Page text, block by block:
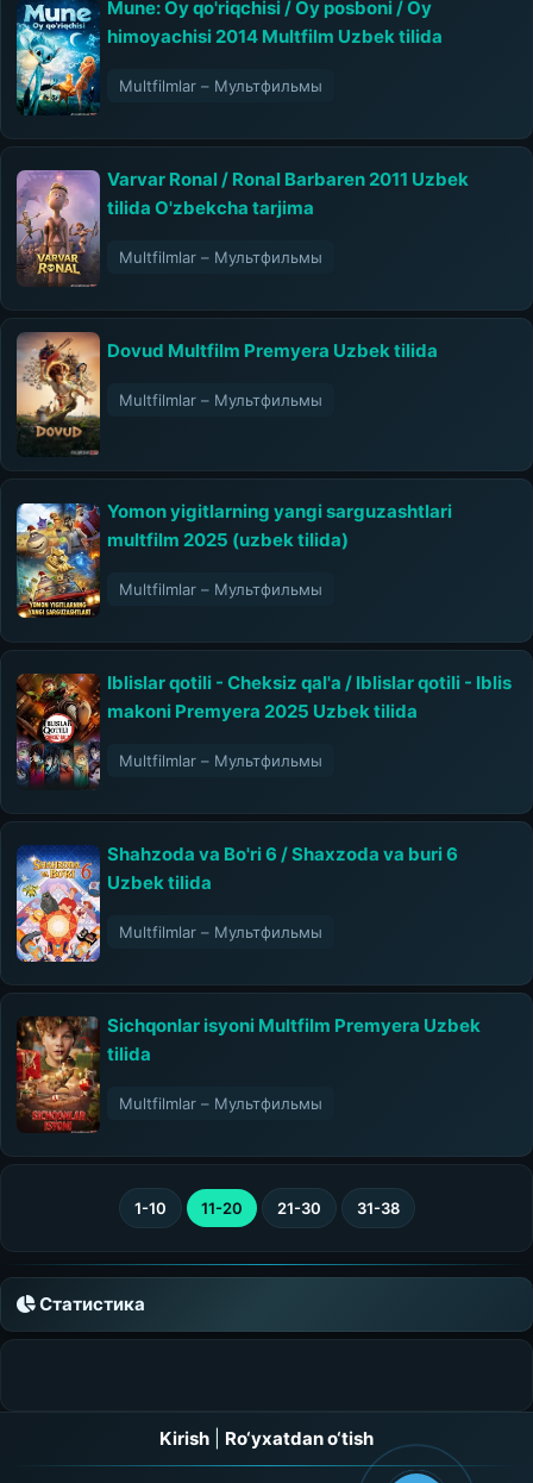
Mune: Oy qo'riqchisi / Oy posboni / Oy
himoyachisi 2014 Multfilm Uzbek tilida
Multfilmlar – Мультфильмы
Varvar Ronal / Ronal Barbaren 2011 Uzbek
tilida O'zbekcha tarjima
Multfilmlar – Мультфильмы
Dovud Multfilm Premyera Uzbek tilida
Multfilmlar – Мультфильмы
Yomon yigitlarning yangi sarguzashtlari
multfilm 2025 (uzbek tilida)
Multfilmlar – Мультфильмы
Iblislar qotili - Cheksiz qal'a / Iblislar qotili - Iblis
makoni Premyera 2025 Uzbek tilida
Multfilmlar – Мультфильмы
Shahzoda va Bo'ri 6 / Shaxzoda va buri 6
Uzbek tilida
Multfilmlar – Мультфильмы
Sichqonlar isyoni Multfilm Premyera Uzbek
tilida
Multfilmlar – Мультфильмы
1-10 11-20 21-30 31-38
Статистика
Kirish Ro‘yxatdan o‘tish